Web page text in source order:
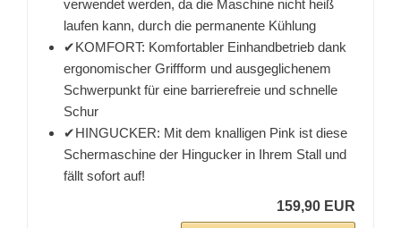
verwendet werden, da die Maschine nicht heiß
laufen kann, durch die permanente Kühlung
✔KOMFORT: Komfortabler Einhandbetrieb dank
ergonomischer Griffform und ausgeglichenem
Schwerpunkt für eine barrierefreie und schnelle
Schur
✔HINGUCKER: Mit dem knalligen Pink ist diese
Schermaschine der Hingucker in Ihrem Stall und
fällt sofort auf!
159,90 EUR